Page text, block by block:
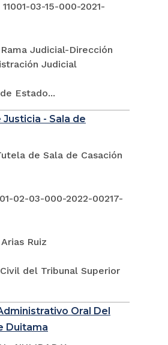
03-15-000-2021-
Judicial-Dirección
Judicial
Estado...
- Sala de
de Sala de Casación
02-03-000-2022-00217-
Ruiz
del Tribunal Superior
Oral Del
Duitama